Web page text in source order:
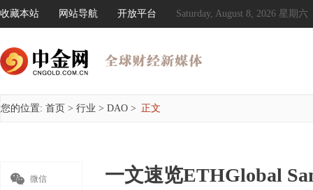
收藏本站 网站导航 开放平台 Saturday, August 8, 2026 星期六
您的位置: 首页 > 行业 > DAO > 正文
 微信 一文速览ETHGlobal